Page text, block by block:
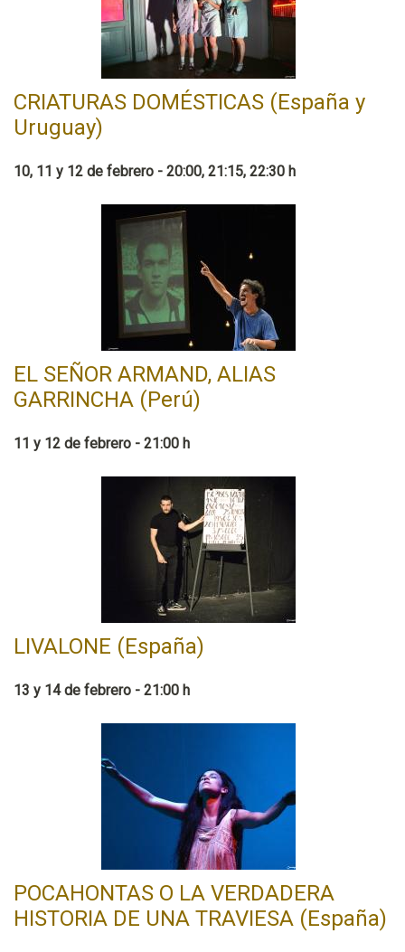
CRIATURAS DOMÉSTICAS (España y
Uruguay)
10, 11 y 12 de febrero - 20:00, 21:15, 22:30 h
EL SEÑOR ARMAND, ALIAS
GARRINCHA (Perú)
11 y 12 de febrero - 21:00 h
LIVALONE (España)
13 y 14 de febrero - 21:00 h
POCAHONTAS O LA VERDADERA
HISTORIA DE UNA TRAVIESA (España)